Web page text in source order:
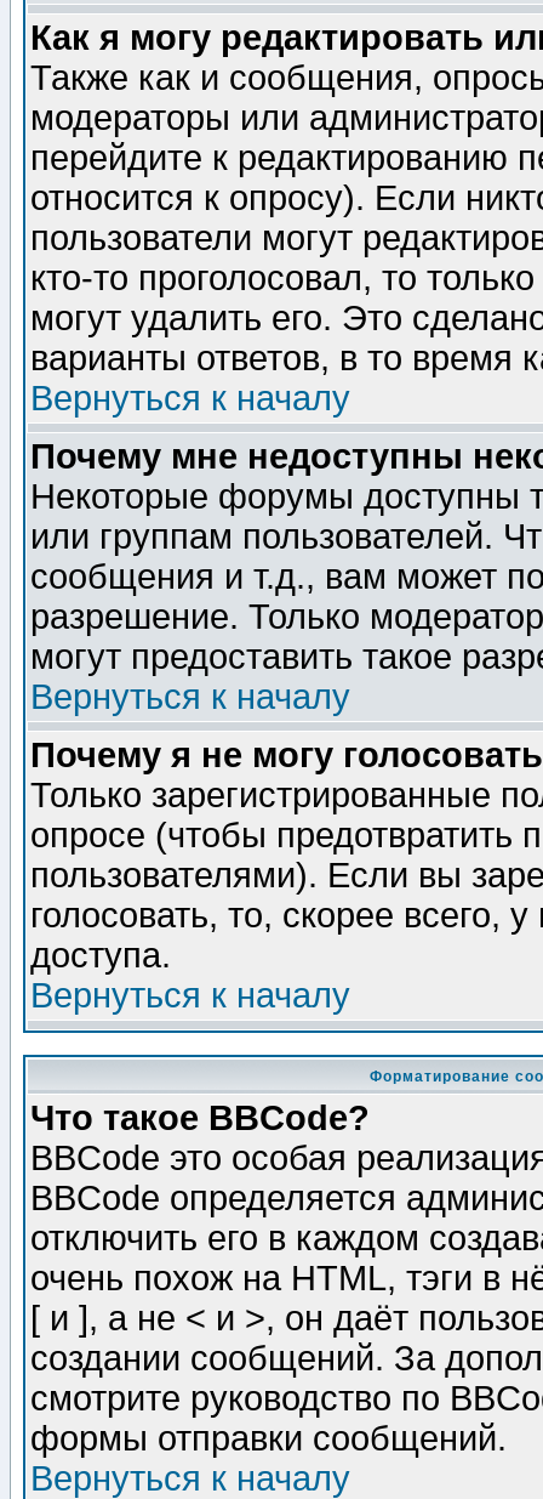
Как я могу редактировать
Также как и сообщения,
модераторы или
перейдите к редактированию
относится к опросу). Если
пользователи могут
кто-то проголосовал, то
могут удалить его. Это
варианты ответов, в то время
Вернуться к началу
Почему мне недоступны
Некоторые форумы доступны
или группам пользователей.
сообщения и т.д., вам может
разрешение. Только
могут предоставить такое
Вернуться к началу
Почему я не могу
Только зарегистрированные
опросе (чтобы предотвратить
пользователями). Если вы
голосовать, то, скорее всего,
доступа.
Вернуться к началу
Форматирование
Что такое BBCode?
BBCode это особая
BBCode определяется
отключить его в каждом
очень похож на HTML, тэги в
[ и ], а не < и >, он даёт
создании сообщений. За
смотрите руководство по
формы отправки сообщений.
Вернуться к началу